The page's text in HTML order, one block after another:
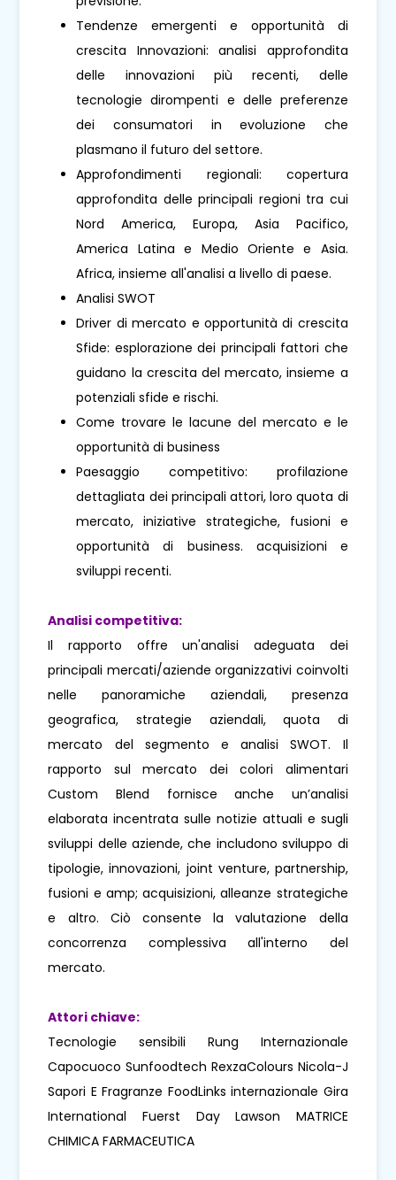
Tendenze emergenti e opportunità di
crescita Innovazioni: analisi approfondita
delle innovazioni più recenti, delle
tecnologie dirompenti e delle preferenze
dei consumatori in evoluzione che
plasmano il futuro del settore.
Approfondimenti regionali: copertura
approfondita delle principali regioni tra cui
Nord America, Europa, Asia Pacifico,
America Latina e Medio Oriente e Asia.
Africa, insieme all'analisi a livello di paese.
Analisi SWOT
Driver di mercato e opportunità di crescita
Sfide: esplorazione dei principali fattori che
guidano la crescita del mercato, insieme a
potenziali sfide e rischi.
Come trovare le lacune del mercato e le
opportunità di business
Paesaggio competitivo: profilazione
dettagliata dei principali attori, loro quota di
mercato, iniziative strategiche, fusioni e
opportunità di business. acquisizioni e
sviluppi recenti.
Analisi competitiva:
Il rapporto offre un'analisi adeguata dei
principali mercati/aziende organizzativi coinvolti
nelle panoramiche aziendali, presenza
geografica, strategie aziendali, quota di
mercato del segmento e analisi SWOT. Il
rapporto sul mercato dei colori alimentari
Custom Blend fornisce anche un’analisi
elaborata incentrata sulle notizie attuali e sugli
sviluppi delle aziende, che includono sviluppo di
tipologie, innovazioni, joint venture, partnership,
fusioni e amp; acquisizioni, alleanze strategiche
e altro. Ciò consente la valutazione della
concorrenza complessiva all'interno del
mercato.
Attori chiave:
Tecnologie sensibili Rung Internazionale
Capocuoco Sunfoodtech RexzaColours Nicola-J
Sapori E Fragranze FoodLinks internazionale Gira
International Fuerst Day Lawson MATRICE
CHIMICA FARMACEUTICA